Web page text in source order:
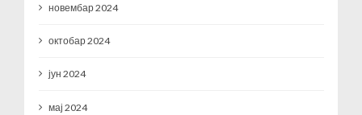
новембар 2024
октобар 2024
јун 2024
мај 2024